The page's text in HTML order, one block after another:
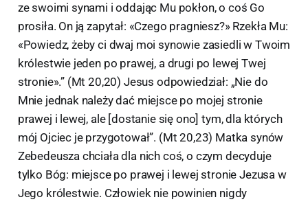
ze swoimi synami i oddając Mu pokłon, o coś Go
prosiła. On ją zapytał: «Czego pragniesz?» Rzekła Mu:
«Powiedz, żeby ci dwaj moi synowie zasiedli w Twoim
królestwie jeden po prawej, a drugi po lewej Twej
stronie».” (Mt 20,20) Jesus odpowiedział: „Nie do
Mnie jednak należy dać miejsce po mojej stronie
prawej i lewej, ale [dostanie się ono] tym, dla których
mój Ojciec je przygotował”. (Mt 20,23) Matka synów
Zebedeusza chciała dla nich coś, o czym decyduje
tylko Bóg: miejsce po prawej i lewej stronie Jezusa w
Jego królestwie. Człowiek nie powinien nigdy